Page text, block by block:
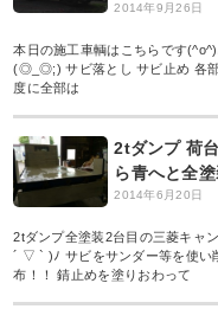
2014年9月26日
本日の施工車輌はこちらです
(◎_◎;) サビ落とし サビ止め 各
度に全部は
2tダンプ 荷
ら青へと全塗
2014年6月20日
2tダンプ全塗装2台目の三菱キャ
´ ▽ ` )ﾉ サビをサンダー等を使い
布！！ 錆止めを塗りおわって